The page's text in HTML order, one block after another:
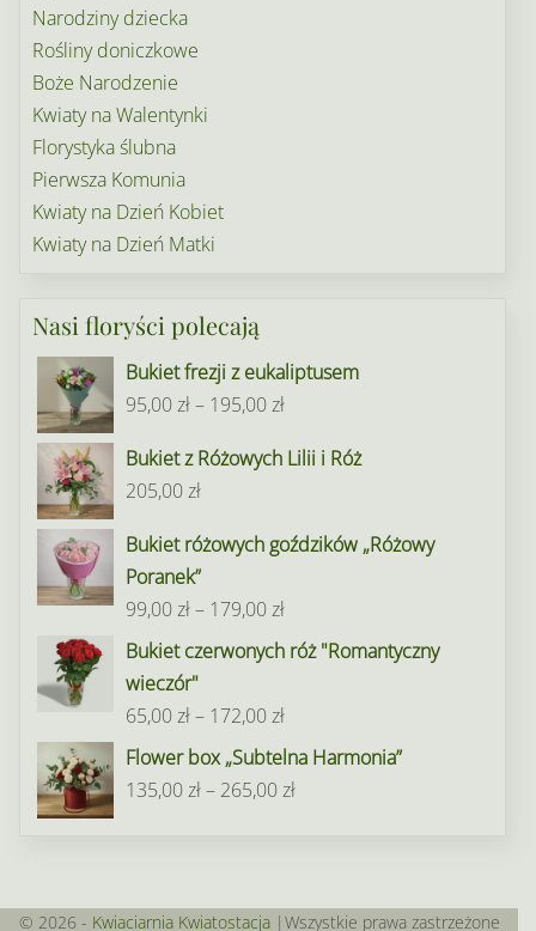
Narodziny dziecka
Rośliny doniczkowe
Boże Narodzenie
Kwiaty na Walentynki
Florystyka ślubna
Pierwsza Komunia
Kwiaty na Dzień Kobiet
Kwiaty na Dzień Matki
Nasi floryści polecają
Bukiet frezji z eukaliptusem
95,00zł– 195,00złZakres
od
do
Bukiet z Różowych Lilii i Róż
205,00zł
Bukiet różowych goździków „Różowy
Poranek”
99,00zł– 179,00złZakres
cen:
179,00 zł
Bukiet czerwonych róż "Romantyczny
wieczór"
65,00zł– 172,00złZakres
cen:
od
Flower box „Subtelna Harmonia”
135,00zł– 265,00złZakres
do
© 2026 - Kwiaciarnia Kwiatostacja|Wszystkie prawa zastrzeżone